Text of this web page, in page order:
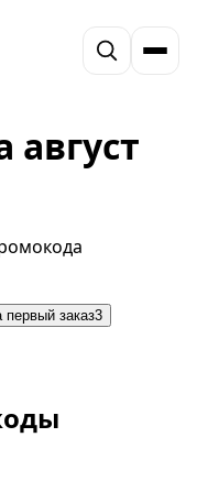
август
первый заказ3